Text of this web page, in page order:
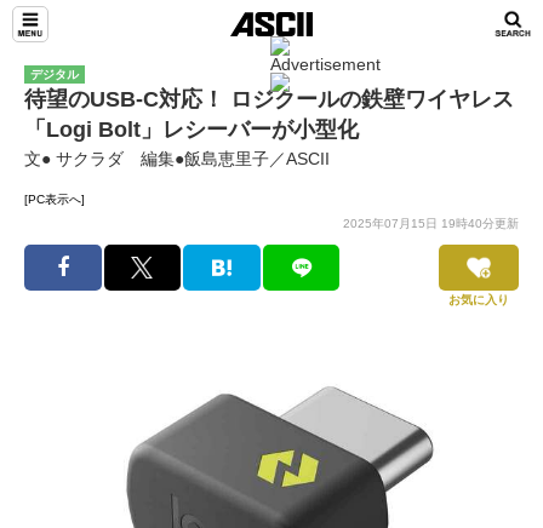
デジタル
待望のUSB-C対応！ ロジクールの鉄壁ワイヤレス
「Logi Bolt」レシーバーが小型化
文● サクラダ 編集●飯島恵里子／ASCII
[PC表示へ]
2025年07月15日 19時40分更新
お気に入り